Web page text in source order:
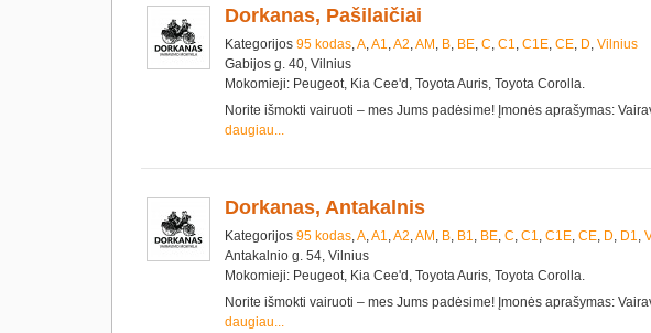
Dorkanas, Pašilaičiai
Kategorijos 95 kodas,A,A1,A2,AM , B, BE, C, C1, C1E, CE, D, Vilnius
Gabijos g. 40, Vilnius
Mokomieji: Peugeot, Kia Cee'd, Toyota Auris, Toyota Corolla.
Norite išmokti vairuoti – mes Jums padėsime! Įmonės aprašymas:
daugiau...
Dorkanas, Antakalnis
Kategorijos 95 kodas,A,A1,A2,AM , B, B1, BE, C, C1, C1E, CE, D, D1,
Antakalnio g. 54, Vilnius
Mokomieji: Peugeot, Kia Cee'd, Toyota Auris, Toyota Corolla.
Norite išmokti vairuoti – mes Jums padėsime! Įmonės aprašymas:
daugiau...